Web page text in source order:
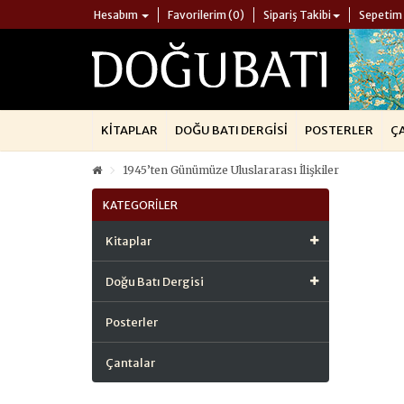
Hesabım Favorilerim (0) Sipariş Takibi Sepetim
KITAPLAR DOĞU BATI DERGISI POSTERLER
1945’ten Günümüze Uluslararası İlişkiler
KATEGORILER
Kitaplar
Doğu Batı Dergisi
Posterler
Çantalar